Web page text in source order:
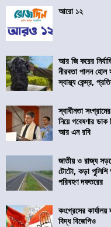
আরো ১২
আর জি করের
নীরবতা পালন হোল
স্বাস্থ্য কেন্দ্র,
স্বাধীনতা
নিয়ে গবেষণার ডাক
আর এন রবি
জাতীয় ও রাজ্য
টোটো, কড়া পুলিশি
পরিবহণ দফতরের
কংগ্রেসের
বিদ্ধ বিজেপিও